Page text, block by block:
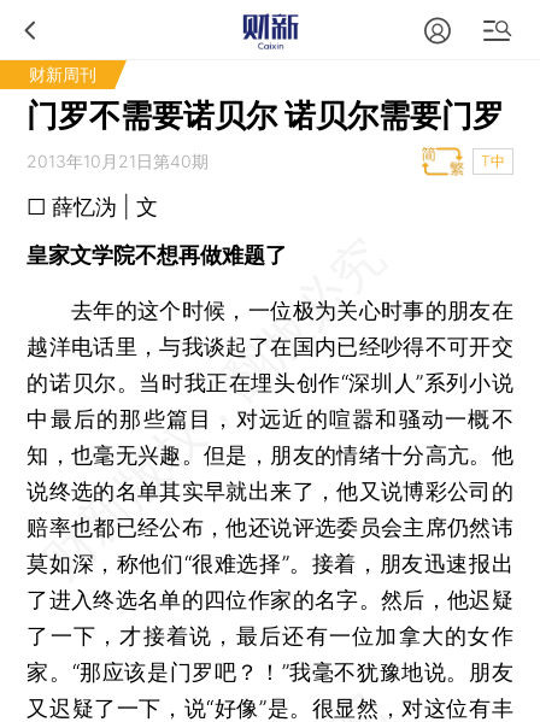
财新周刊
门罗不需要诺贝尔 诺贝尔需要门罗
2013年10月21日第40期 T中
□ 薛忆沩 | 文
皇家文学院不想再做难题了
去年的这个时候，一位极为关心时事的朋友在
越洋电话里，与我谈起了在国内已经吵得不可开交
的诺贝尔。当时我正在埋头创作“深圳人”系列小说
中最后的那些篇目，对远近的喧嚣和骚动一概不
知，也毫无兴趣。但是，朋友的情绪十分高亢。他
说终选的名单其实早就出来了，他又说博彩公司的
赔率也都已经公布，他还说评选委员会主席仍然讳
莫如深，称他们“很难选择”。接着，朋友迅速报出
了进入终选名单的四位作家的名字。然后，他迟疑
了一下，才接着说，最后还有一位加拿大的女作
家。“那应该是门罗吧？！”我毫不犹豫地说。朋友
又迟疑了一下，说“好像”是。很显然，对这位有丰